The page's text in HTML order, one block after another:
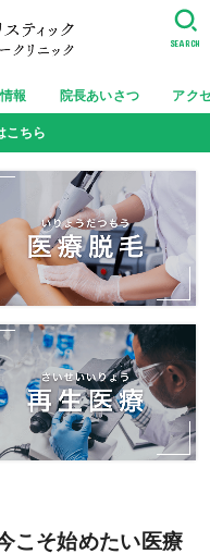
報 院長あいさつ アク
SEARCH
こちら
こそ始めたい医療